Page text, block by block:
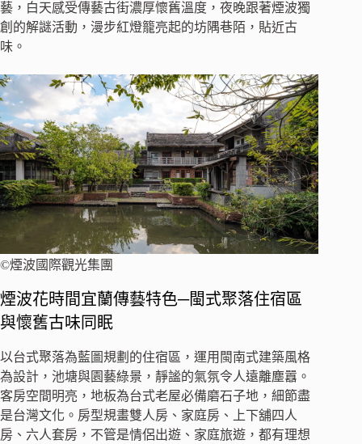
藝，白天感受傳藝古街濃厚懷舊溫度，夜晚跟著煙波獨
創的解謎活動，漫步紅燈籠亮起的坊隅巷陌，貼近古
味。
©煙波國際觀光集團
煙波花時間宜蘭傳藝特色─閩式聚落住宿區
與懷舊古味同眠
以台式聚落為藍圖規劃的住宿區，運用閩南式建築風格
為設計，池塘與園藝綠景，靜謐的氣氛令人遠離塵囂。
客房空間明亮，地板為台式老屋必備磨石子地，細節盡
是台灣文化。房型規畫雙人房、家庭房、上下舖四人
房、六人套房，不管是情侶出遊、家庭旅遊，都有理想